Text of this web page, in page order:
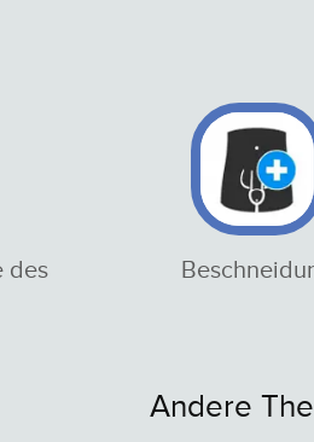
des
Andere